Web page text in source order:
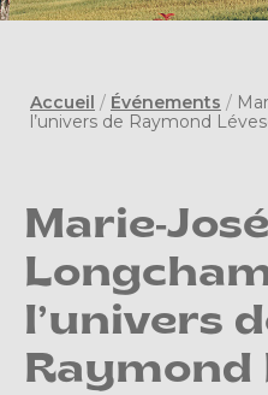
Accueil / Événements /
l’univers de Raymond
Marie-
l’univers
Raymond